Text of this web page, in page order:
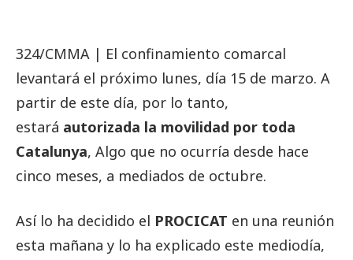
324/CMMA | El confinamiento comarcal
levantará el próximo lunes, día 15 de marzo. A
partir de este día, por lo tanto,
estará autorizada la movilidad por toda
Catalunya, Algo que no ocurría desde hace
cinco meses, a mediados de octubre.
Así lo ha decidido el PROCICAT en una reunión
esta mañana y lo ha explicado este mediodía,